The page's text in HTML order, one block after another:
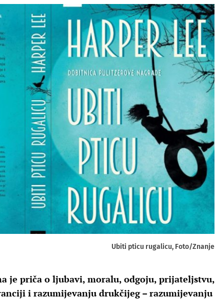
Ubiti pticu rugalicu, Foto/Znanje
je priča o ljubavi, moralu, odgoju, prijateljstvu,
i razumijevanju drukčijeg – razumijevanju